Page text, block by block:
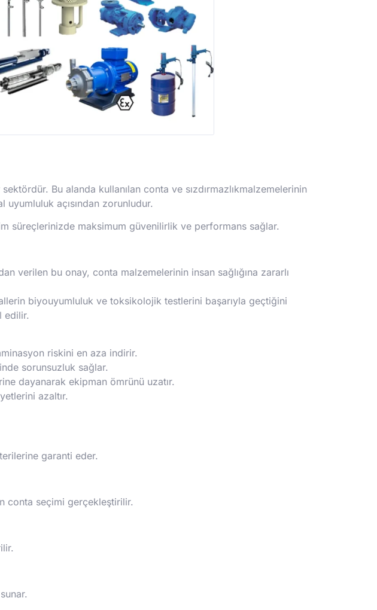
Bu alanda kullanılan conta ve sızdırmazlıkmalzemelerinin
uyumluluk açısından zorunludur.
süreçlerinizde maksimum güvenilirlik ve performans sağlar.
verilen bu onay, conta malzemelerinin insan sağlığına zararlı
biyouyumluluk ve toksikolojik testlerini başarıyla geçtiğini
edilir.
riskini en aza indirir.
sorunsuzluk sağlar.
dayanarak ekipman ömrünü uzatır.
azaltır.
garanti eder.
conta seçimi gerçekleştirilir.